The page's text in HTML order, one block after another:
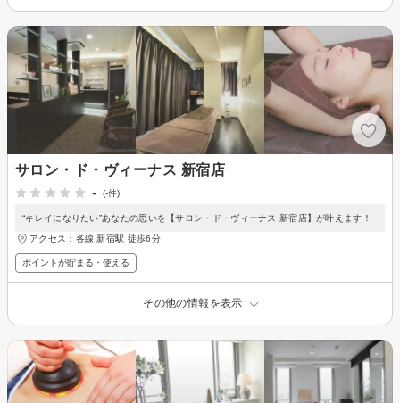
サロン・ド・ヴィーナス 新宿店
-
(-件)
“キレイになりたい”あなたの思いを【サロン・ド・ヴィーナス 新宿店】が叶えます！
アクセス：各線 新宿駅 徒歩6分
ポイントが貯まる・使える
その他の情報を表示